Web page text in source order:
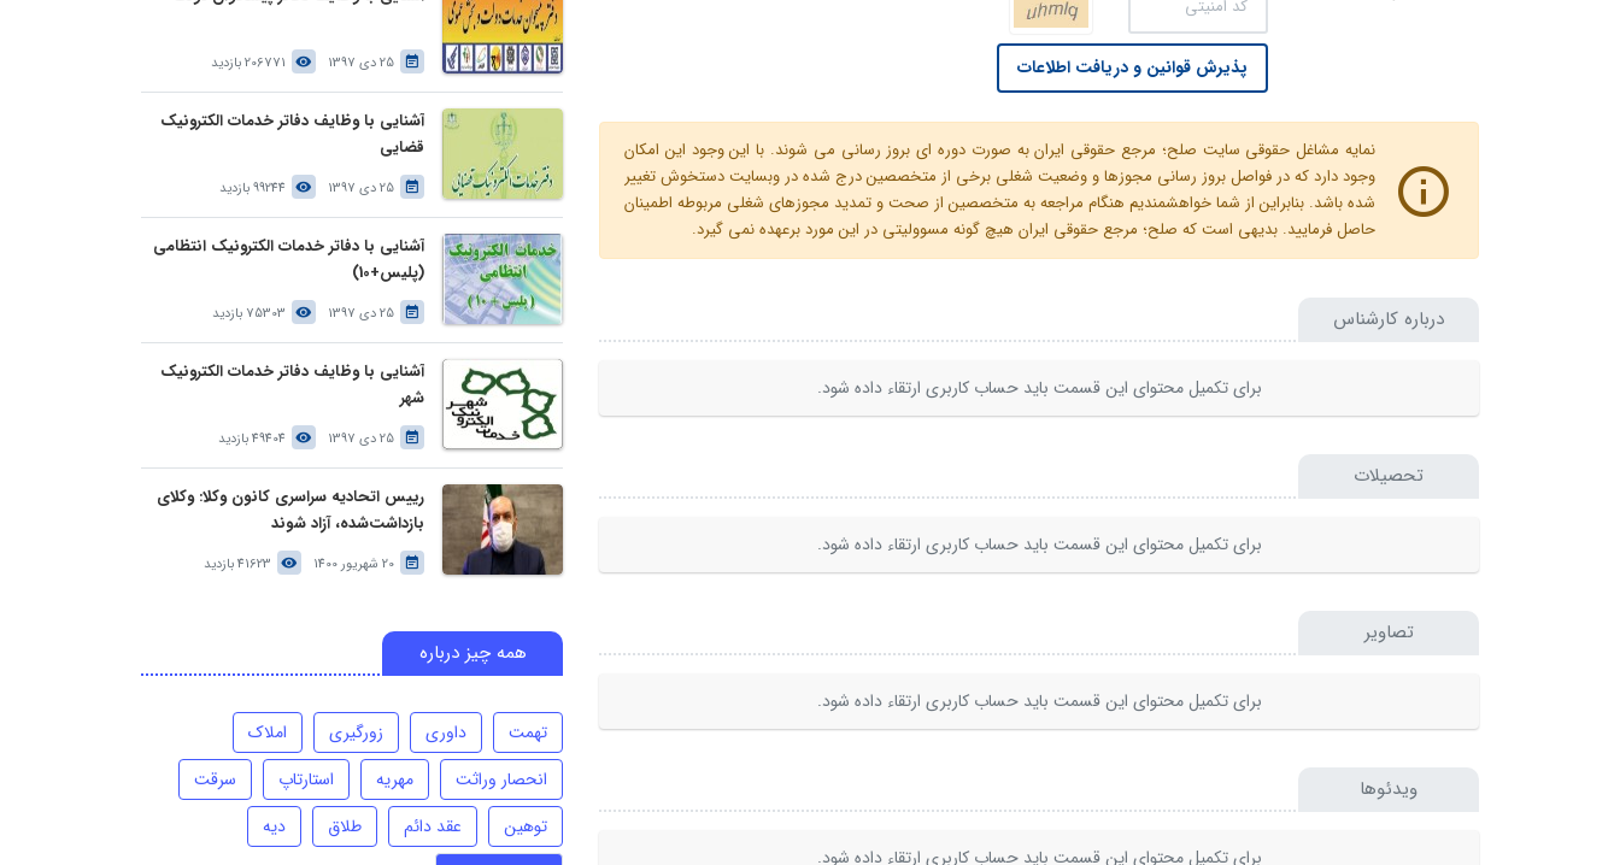
پذیرش قوانین و دریافت اطلاعات
نمایه مشاغل حقوقی سایت صلح؛ مرجع حقوقی ایران به صورت دوره ای بروز رسانی می شوند. با این وجود این امکان
وجود دارد که در فواصل بروز رسانی مجوزها و وضعیت شغلی برخی از متخصصین درج شده در وبسایت دستخوش تغییر
شده باشد. بنابراین از شما خواهشمندیم هنگام مراجعه به متخصصین از صحت و تمدید مجوزهای شغلی مربوطه اطمینان
حاصل فرمایید. بدیهی است که صلح؛ مرجع حقوقی ایران هیچ گونه مسوولیتی در این مورد برعهده نمی گیرد.
درباره کارشناس
برای تکمیل محتوای این قسمت باید حساب کاربری ارتقاء داده شود.
تحصیلات
برای تکمیل محتوای این قسمت باید حساب کاربری ارتقاء داده شود.
تصاویر
برای تکمیل محتوای این قسمت باید حساب کاربری ارتقاء داده شود.
ویدئوها
برای تکمیل محتوای این قسمت باید حساب کاربری ارتقاء داده شود.
25 دی 1397 206771 بازدید
آشنایی با وظایف دفاتر خدمات الکترونیک
قضایی
25 دی 1397 99244 بازدید
آشنایی با دفاتر خدمات الکترونیک انتظامی
(پلیس+10)
25 دی 1397 75303 بازدید
آشنایی با وظایف دفاتر خدمات الکترونیک
شهر
25 دی 1397 49404 بازدید
رییس اتحادیه سراسری کانون وکلا: وکلای
بازداشت‌شده، آزاد شوند
20 شهریور 1400 41623 بازدید
همه چیز درباره
تهمت داوری زورگیری
املاک
انحصار وراثت
مهریه استارتاپ
سرقت
توهین
عقد دائم طلاق
دیه